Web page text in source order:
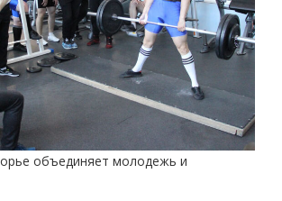
объединяет молодежь и